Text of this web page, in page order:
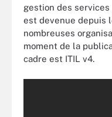
gestion des
est devenue depuis
nombreuses
moment de la
cadre est ITIL v4.